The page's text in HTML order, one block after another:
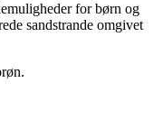
for børn og
sandstrande omgivet